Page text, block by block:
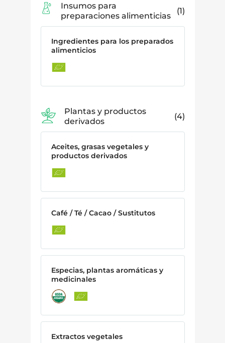
Insumos para
preparaciones alimenticias
1
Ingredientes para los preparados
alimenticios
Plantas y productos
derivados
4
Aceites, grasas vegetales y
productos derivados
Café / Té / Cacao / Sustitutos
Especias, plantas aromáticas y
medicinales
Extractos vegetales